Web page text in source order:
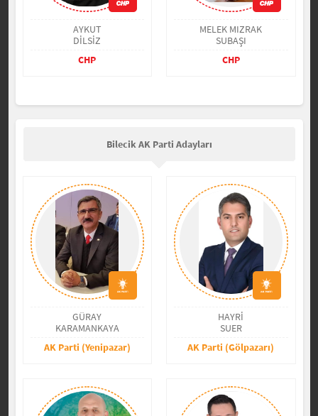
AYKUT
DİLSİZ
CHP
MELEK MIZRAK
SUBAŞI
CHP
Bilecik AK Parti Adayları
GÜRAY
KARAMANKAYA
AK Parti (Yenipazar)
HAYRİ
SUER
AK Parti (Gölpazarı)